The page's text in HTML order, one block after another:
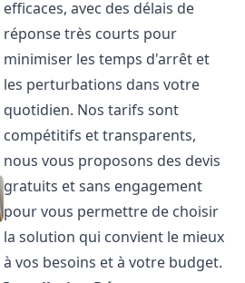
efficaces, avec des délais de
réponse très courts pour
minimiser les temps d'arrêt et
les perturbations dans votre
quotidien. Nos tarifs sont
compétitifs et transparents,
nous vous proposons des devis
gratuits et sans engagement
pour vous permettre de choisir
la solution qui convient le mieux
à vos besoins et à votre budget.